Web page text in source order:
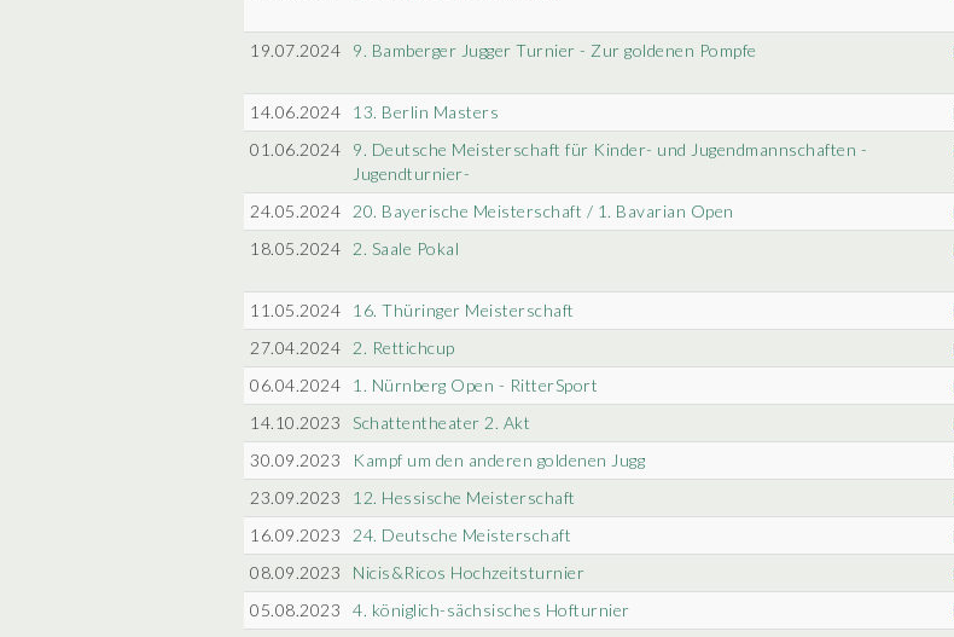
19.07.2024 9. Bamberger Jugger Turnier - Zur goldenen Pompfe
14.06.2024 13. Berlin Masters
01.06.2024
9. Deutsche Meisterschaft für Kinder- und Jugendmannschaften -
Jugendturnier-
24.05.2024 20. Bayerische Meisterschaft / 1. Bavarian Open
18.05.2024
2. Saale Pokal
11.05.2024 16. Thüringer Meisterschaft
27.04.2024
2. Rettichcup
06.04.2024
1. Nürnberg Open - RitterSport
14.10.2023
Schattentheater 2. Akt
30.09.2023
Kampf um den anderen goldenen Jugg
23.09.2023
12. Hessische Meisterschaft
16.09.2023
24. Deutsche Meisterschaft
08.09.2023
Nicis&Ricos Hochzeitsturnier
05.08.2023
4. königlich-sächsisches Hofturnier